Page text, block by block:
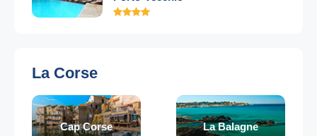
La Corse
Cap Corse La Balagne